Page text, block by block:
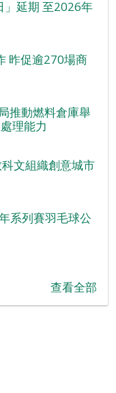
」延期 至2026年
昨促逾270場商
推動燃料倉庫舉
理能力
文組織創意城市
系列賽羽毛球公
查看全部